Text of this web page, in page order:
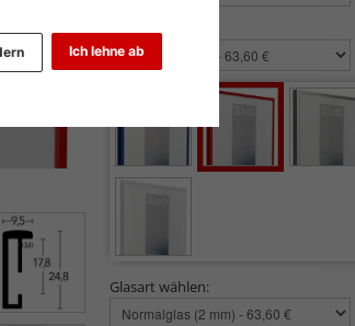
Ich lehne ab
Farbe wählen:
Glasart wählen: